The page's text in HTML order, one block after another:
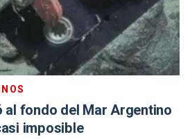
al fondo del Mar Argentino
imposible